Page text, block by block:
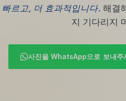
빠르고, 더 효과적입니다. 해결
지 기다리지
사진을 WhatsApp으로 보내주